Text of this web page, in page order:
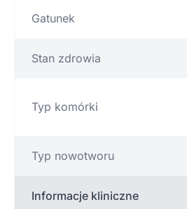
Gatunek
Stan zdrowia
Typ komórki
Typ nowotworu
Informacje kliniczne